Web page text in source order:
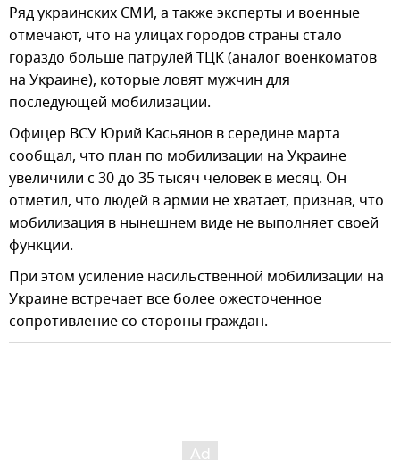
Ряд украинских СМИ, а также эксперты и военные
отмечают, что на улицах городов страны стало
гораздо больше патрулей ТЦК (аналог военкоматов
на Украине), которые ловят мужчин для
последующей мобилизации.
Офицер ВСУ Юрий Касьянов в середине марта
сообщал, что план по мобилизации на Украине
увеличили с 30 до 35 тысяч человек в месяц. Он
отметил, что людей в армии не хватает, признав, что
мобилизация в нынешнем виде не выполняет своей
функции.
При этом усиление насильственной мобилизации на
Украине встречает все более ожесточенное
сопротивление со стороны граждан.